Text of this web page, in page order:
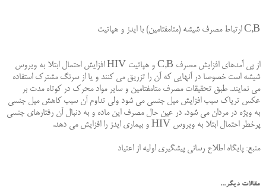
C,B ارتباط مصرف شیشه (متامفتامین) با ایدز و هپاتیت
از پى آمدهاى افزایش مصرف C,B و هپاتیت HIV افزایش احتمال ابتلا به ویروس
شیشه است خصوصا در آنهایى كه آن را تزریق مى كنند و یا از سرنگ مشترك استفاده
مى نمایند. طبق تحقیقات مصرف متامفتامین و سایر مواد محرك در كوتاه مدت بر
عكس تریاك سبب افزایش میل جنسى مى شود ولى تداوم آن سبب كاهش میل جنسى
به ویژه در مردان مى شود. در عین حال مصرف این ماده و به دنبال آن رفتارهاى جنسى
پرخطر احتمال ابتلا به ویروس HIV و بیمارى ایدز را افزایش مى دهد.
منبع: پایگاه اطلاع رسانی پیشگیری اولیه از اعتیاد
مقالات دیگر...